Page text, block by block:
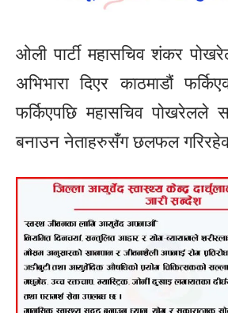
ओली पार्टी महासचिव शंकर
अभिभारा दिएर काठमाडौं
फर्किएपछि महासचिव पोखरेलले
बनाउन नेताहरुसँग छलफल